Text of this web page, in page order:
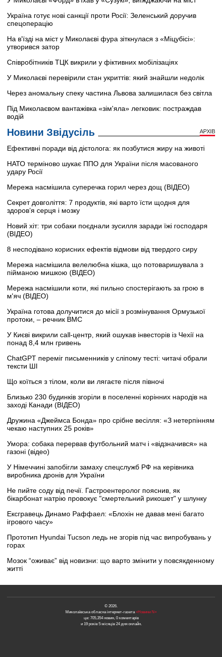
Україна готує нові санкції проти Росії: Зеленський доручив
спецоперацію
На в'їзді на міст у Миколаєві фура зіткнулася з «Міцубісі»:
утворився затор
Співробітників ТЦК викрили у фіктивних мобілізаціях
У Миколаєві перевірили стан укриттів: який знайшли недолік
Через аномальну спеку частина Львова залишилася без світла
Під Миколаєвом вантажівка «зім'яла» легковик: постраждав
водій
Новини Звідусіль АРХІВ
Ефективні поради від дієтолога: як позбутися жиру на животі
НАТО терміново шукає ППО для України після масованого
удару Росії
Мережа насмішила суперечка горил через дощ (ВІДЕО)
Секрет довголіття: 7 продуктів, які варто їсти щодня для
здоров’я серця і мозку
Новий хіт: три собаки поєднали зусилля заради їжі господаря
(ВІДЕО)
8 несподівано корисних ефектів відмови від твердого сиру
Мережа насмішила велелюбна кішка, що потоваришувала з
пійманою мишкою (ВІДЕО)
Мережа насмішили коти, які пильно спостерігають за грою в
м'яч (ВІДЕО)
Україна готова долучитися до місії з розмінування Ормузької
протоки, – речник ВМС
У Києві викрили call-центр, який ошукав інвесторів із Чехії на
понад 8,4 млн гривень
ChatGPT переміг письменників у сліпому тесті: читачі обрали
тексти ШІ
Що коїться з тілом, коли ви лягаєте після півночі
Близько 230 будинків згоріли в поселенні корінних народів на
заході Канади (ВІДЕО)
Дружина «Джеймса Бонда» про срібне весілля: «З нетерпінням
чекаю наступних 25 років»
Умора: собака перервав футбольний матч і «відзначився» на
газоні (відео)
У Німеччині запобігли замаху спецслужб РФ на керівника
виробника дронів для України
Не пийте соду від печії. Гастроентеролог пояснив, як
бікарбонат натрію провокує "смертельний рикошет" у шлунку
Ексгравець Динамо Раффаел: «Блохін не давав мені багато
ігрового часу»
Прототип Hyundai Tucson ледь не згорів під час випробувань у
горах
Мозок “оживає” від новизни: що варто змінити у повсякденному
житті
© 2026.
Миколаївська обласна інтернет-газета«Новини N»
це: 705,354 новин, 0 коментарів
и 19 років 5 місяців 24 дня онлайн.